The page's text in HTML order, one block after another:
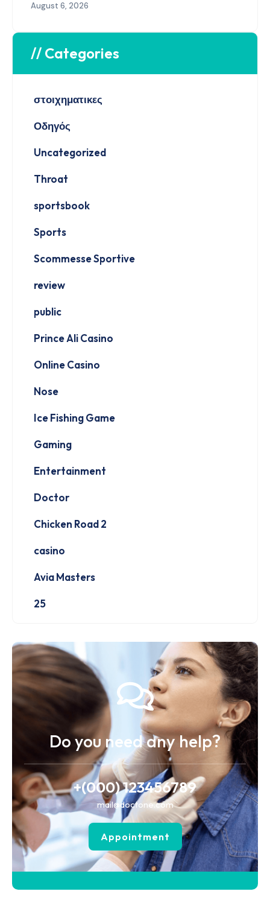
August 6, 2026
// Categories
στοιχηματικες
Οδηγός
Uncategorized
Throat
sportsbook
Sports
Scommesse Sportive
review
public
Prince Ali Casino
Online Casino
Nose
Ice Fishing Game
Gaming
Entertainment
Doctor
Chicken Road 2
casino
Avia Masters
25
Do you need any help?
+(000) 123456789
mail@doctone.com
Appointment